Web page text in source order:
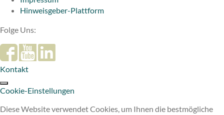
Hinweisgeber-Plattform
Folge Uns:
Kontakt
Cookie-Einstellungen
Diese Website verwendet Cookies, um Ihnen die bestmögliche